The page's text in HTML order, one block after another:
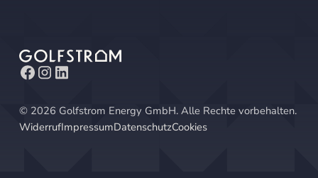
© 2026 Golfstrom Energy GmbH. Alle Rechte vorbehalten.
WiderrufImpressumDatenschutzCookies